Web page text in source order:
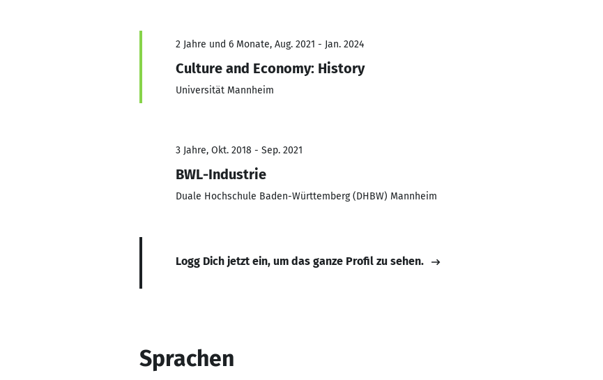
2 Jahre und 6 Monate, Aug. 2021 - Jan. 2024
Culture and Economy: History
Universität Mannheim
3 Jahre, Okt. 2018 - Sep. 2021
BWL-Industrie
Duale Hochschule Baden-Württemberg (DHBW) Mannheim
Logg Dich jetzt ein, um das ganze Profil zu sehen.
Sprachen